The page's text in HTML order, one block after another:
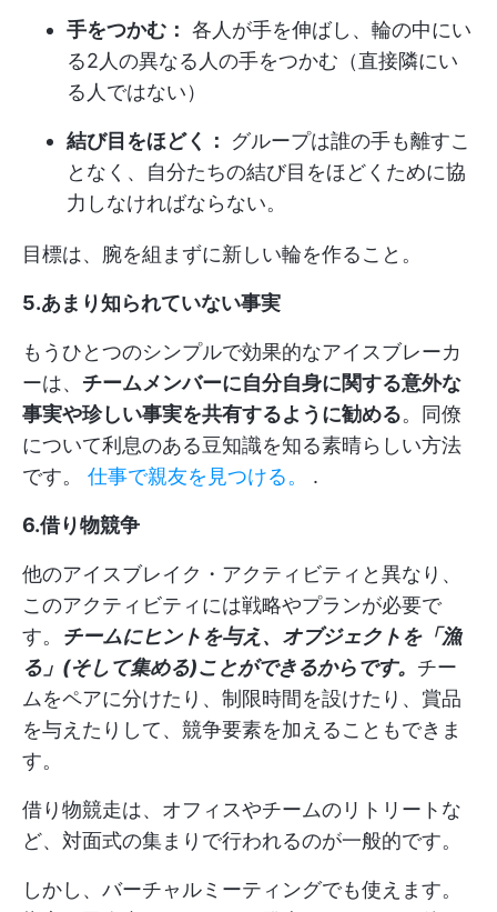
手をつかむ： 各人が手を伸ばし、輪の中にい
る2人の異なる人の手をつかむ（直接隣にい
る人ではない）
結び目をほどく： グループは誰の手も離すこ
となく、自分たちの結び目をほどくために協
力しなければならない。
目標は、腕を組まずに新しい輪を作ること。
5.あまり知られていない事実
もうひとつのシンプルで効果的なアイスブレーカ
ーは、 チームメンバーに自分自身に関する意外な
事実や珍しい事実を共有するように勧める。同僚
について利息のある豆知識を知る素晴らしい方法
です。 仕事で親友を見つける。 .
6.借り物競争
他のアイスブレイク・アクティビティと異なり、
このアクティビティには戦略やプランが必要で
す。 チームにヒントを与え、オブジェクトを「漁
る」(そして集める)ことができるからです。 チー
ムをペアに分けたり、制限時間を設けたり、賞品
を与えたりして、競争要素を加えることもできま
す。
借り物競走は、オフィスやチームのリトリートな
ど、対面式の集まりで行われるのが一般的です。
しかし、バーチャルミーティングでも使えます。